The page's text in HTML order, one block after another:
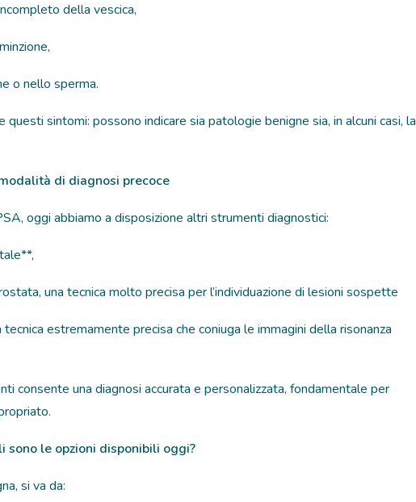
della vescica,
o nello sperma.
sintomi: possono indicare sia patologie benigne sia, in alcuni casi, la
di diagnosi precoce
oggi abbiamo a disposizione altri strumenti diagnostici:
una tecnica molto precisa per l’individuazione di lesioni sospette
estremamente precisa che coniuga le immagini della risonanza
consente una diagnosi accurata e personalizzata, fondamentale per
le opzioni disponibili oggi?
si va da: